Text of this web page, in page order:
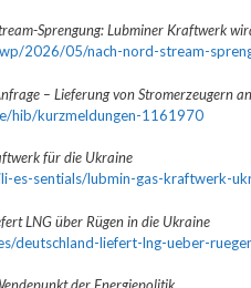
Sprengung: Lubminer Kraftwerk
2026/05/nach-nord-stream-
– Lieferung von Stromerzeugern
hib/kurzmeldungen-1161970
für die Ukraine
es-sentials/lubmin-gas-kraftwerk-
LNG über Rügen in die Ukraine
deutschland-liefert-lng-ueber-